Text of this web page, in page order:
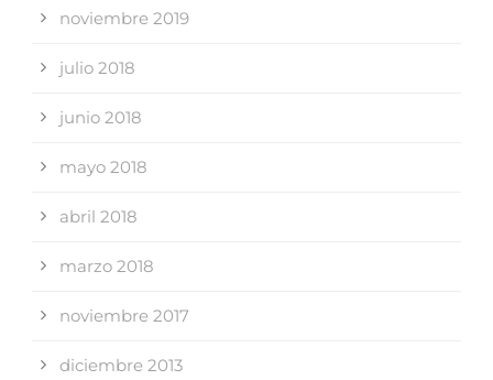
noviembre 2019
julio 2018
junio 2018
mayo 2018
abril 2018
marzo 2018
noviembre 2017
diciembre 2013